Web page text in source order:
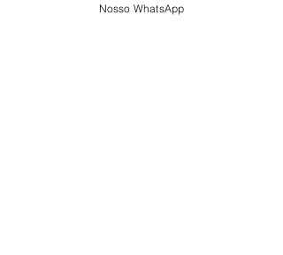
Nosso WhatsApp